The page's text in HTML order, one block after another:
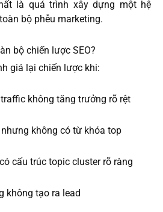
là quá trình xây dựng một hệ
bộ phễu marketing.
bộ chiến lược SEO?
giá lại chiến lược khi:
không tăng trưởng rõ rệt
không có từ khóa top
cấu trúc topic cluster rõ ràng
không tạo ra lead